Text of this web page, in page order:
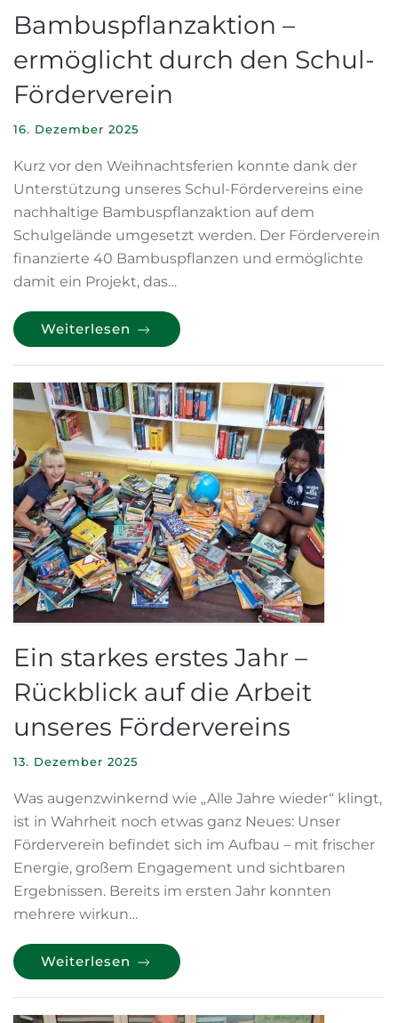
Bambuspflanzaktion –
ermöglicht durch den Schul-
Förderverein
16. Dezember 2025
Kurz vor den Weihnachtsferien konnte dank der
Unterstützung unseres Schul-Fördervereins eine
nachhaltige Bambuspflanzaktion auf dem
Schulgelände umgesetzt werden. Der Förderverein
finanzierte 40 Bambuspflanzen und ermöglichte
damit ein Projekt, das…
Weiterlesen
Ein starkes erstes Jahr –
Rückblick auf die Arbeit
unseres Fördervereins
13. Dezember 2025
Was augenzwinkernd wie „Alle Jahre wieder“ klingt,
ist in Wahrheit noch etwas ganz Neues: Unser
Förderverein befindet sich im Aufbau – mit frischer
Energie, großem Engagement und sichtbaren
Ergebnissen. Bereits im ersten Jahr konnten
mehrere wirkun…
Weiterlesen